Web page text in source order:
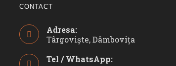
CONTACT
Adresa:
Târgoviște, Dâmbovița
Tel / WhatsApp: